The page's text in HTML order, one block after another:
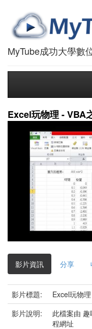
MyTube成功大學數
Excel玩物理 - VBA
影片資訊 分享
影片標題:
Excel玩物
影片說明:
此檔案由
程網址